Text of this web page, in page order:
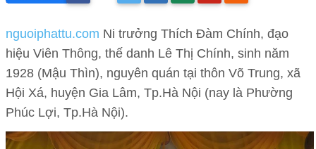
nguoiphattu.com Ni trưởng Thích Đàm Chính, đạo
hiệu Viên Thông, thế danh Lê Thị Chính, sinh năm
1928 (Mậu Thìn), nguyên quán tại thôn Võ Trung, xã
Hội Xá, huyện Gia Lâm, Tp.Hà Nội (nay là Phường
Phúc Lợi, Tp.Hà Nội).